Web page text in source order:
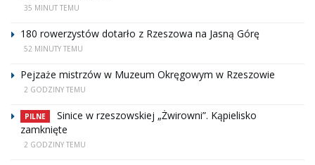
35 MINUT TEMU
180 rowerzystów dotarło z Rzeszowa na Jasną Górę
52 MINUTY TEMU
Pejzaże mistrzów w Muzeum Okręgowym w Rzeszowie
2 GODZINY TEMU
PILNE
Sinice w rzeszowskiej „Żwirowni”. Kąpielisko
zamknięte
2 GODZINY TEMU